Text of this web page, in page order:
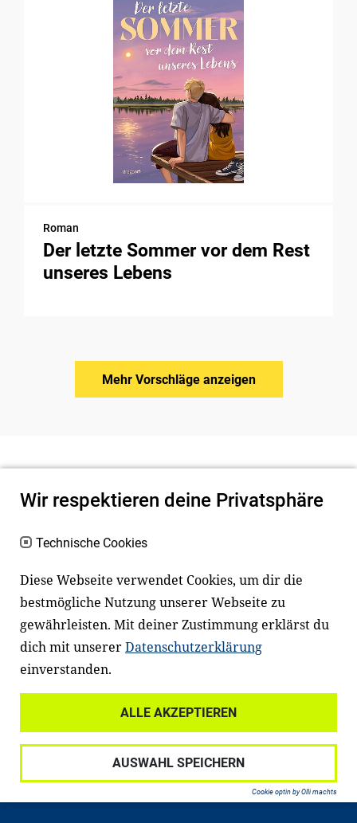
Roman
Der letzte Sommer vor dem Rest
unseres Lebens
Mehr Vorschläge anzeigen
Newsletter
Facebook LinkedIn
Datenschutz
Haftungsausschluss
Impressum
Wir respektieren deine Privatsphäre
Technische Cookies
Diese Webseite verwendet Cookies, um dir die
bestmögliche Nutzung unserer Webseite zu
gewährleisten. Mit deiner Zustimmung erklärst du
dich mit unsererDatenschutzerklärung
einverstanden.
ALLE AKZEPTIEREN
AUSWAHL SPEICHERN
Cookie optin by Olli machts